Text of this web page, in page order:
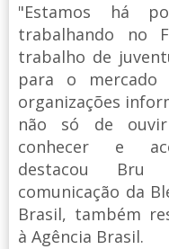
"Estamos há
trabalhando no
trabalho de
para o mercado
organizações
não só de
conhecer e
destacou Bru
comunicação da
Brasil, também
à Agência Brasil.